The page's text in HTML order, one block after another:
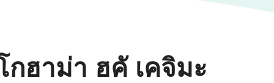
กฮาม่า ฮคั เคจิมะ